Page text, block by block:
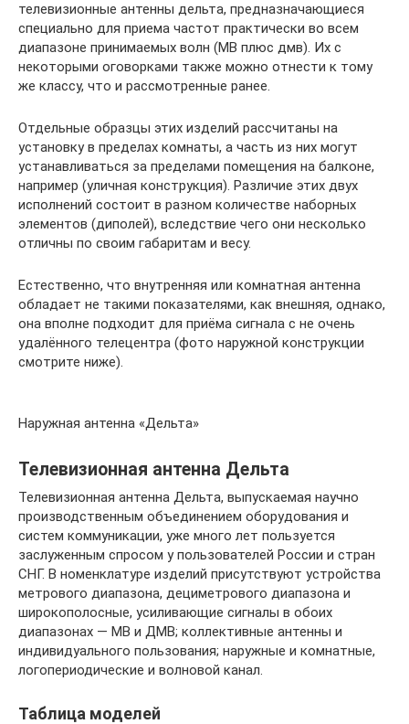
телевизионные антенны дельта, предназначающиеся
специально для приема частот практически во всем
диапазоне принимаемых волн (МВ плюс дмв). Их с
некоторыми оговорками также можно отнести к тому
же классу, что и рассмотренные ранее.
Отдельные образцы этих изделий рассчитаны на
установку в пределах комнаты, а часть из них могут
устанавливаться за пределами помещения на балконе,
например (уличная конструкция). Различие этих двух
исполнений состоит в разном количестве наборных
элементов (диполей), вследствие чего они несколько
отличны по своим габаритам и весу.
Естественно, что внутренняя или комнатная антенна
обладает не такими показателями, как внешняя, однако,
она вполне подходит для приёма сигнала с не очень
удалённого телецентра (фото наружной конструкции
смотрите ниже).
Наружная антенна «Дельта»
Телевизионная антенна Дельта
Телевизионная антенна Дельта, выпускаемая научно
производственным объединением оборудования и
систем коммуникации, уже много лет пользуется
заслуженным спросом у пользователей России и стран
СНГ. В номенклатуре изделий присутствуют устройства
метрового диапазона, дециметрового диапазона и
широкополосные, усиливающие сигналы в обоих
диапазонах — МВ и ДМВ; коллективные антенны и
индивидуального пользования; наружные и комнатные,
логопериодические и волновой канал.
Таблица моделей